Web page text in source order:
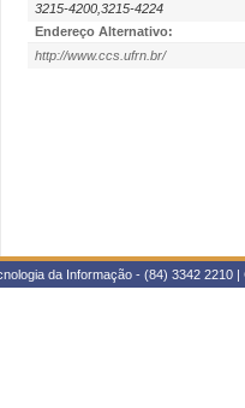
3215-4200,3215-4224
Endereço Alternativo:
http://www.ccs.ufrn.br/
da Informação - (84) 3342